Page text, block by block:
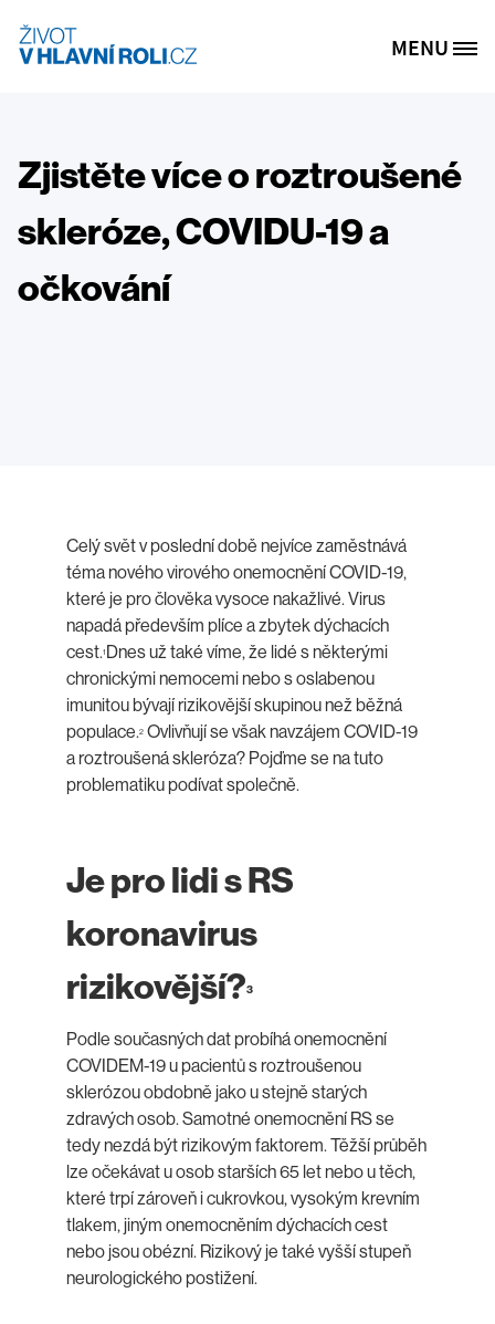
Site Logo MENU
Zjistěte více o roztroušené
skleróze, COVIDU-19 a
očkování
Celý svět v poslední době nejvíce zaměstnává
téma nového virového onemocnění COVID-19,
které je pro člověka vysoce nakažlivé. Virus
napadá především plíce a zbytek dýchacích
cest.1 Dnes už také víme, že lidé s některými
chronickými nemocemi nebo s oslabenou
imunitou bývají rizikovější skupinou než běžná
populace.2 Ovlivňují se však navzájem COVID-19
a roztroušená skleróza? Pojďme se na tuto
problematiku podívat společně.
Je pro lidi s RS
koronavirus
rizikovější?3
Podle současných dat probíhá onemocnění
COVIDEM-19 u pacientů s roztroušenou
sklerózou obdobně jako u stejně starých
zdravých osob. Samotné onemocnění RS se
tedy nezdá být rizikovým faktorem. Těžší průběh
lze očekávat u osob starších 65 let nebo u těch,
které trpí zároveň i cukrovkou, vysokým krevním
tlakem, jiným onemocněním dýchacích cest
nebo jsou obézní. Rizikový je také vyšší stupeň
neurologického postižení.